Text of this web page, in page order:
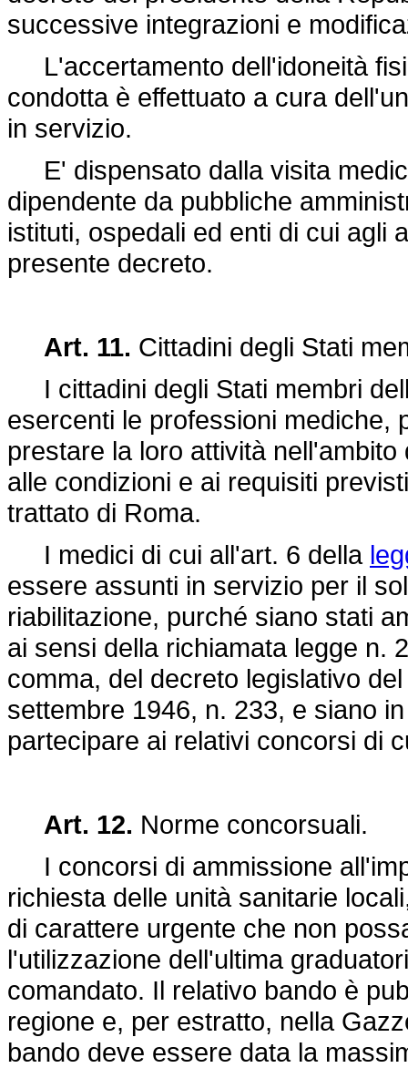
successive integrazioni e
L'accertamento dell'idoneità
condotta è effettuato a cura
in servizio.
E' dispensato dalla visita
dipendente da pubbliche
istituti, ospedali ed enti di cui agli
presente decreto.
Art. 11. Cittadini degli Stati
I cittadini degli Stati membri
esercenti le professioni mediche,
prestare la loro attività
alle condizioni e ai requisiti
trattato di Roma.
I medici di cui all'art. 6 della
essere assunti in servizio per il
riabilitazione, purché siano stati
ai sensi della richiamata legge n.
comma, del decreto legislativo
settembre 1946, n. 233, e siano
partecipare ai relativi concorsi di
Art. 12. Norme concorsuali.
I concorsi di ammissione
richiesta delle unità sanitarie
di carattere urgente che non
l'utilizzazione dell'ultima
comandato. Il relativo bando è
regione e, per estratto, nella
bando deve essere data la